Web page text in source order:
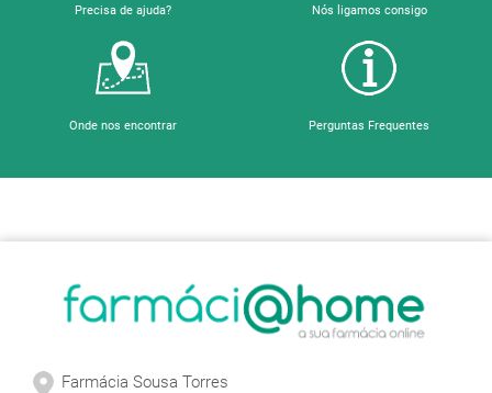
Precisa de ajuda? Nós ligamos consigo
Onde nos encontrar Perguntas Frequentes
Farmácia Sousa Torres